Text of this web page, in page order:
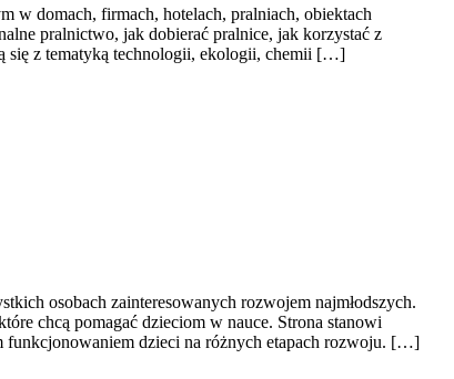
w domach, firmach, hotelach, pralniach, obiektach
pralnictwo, jak dobierać pralnice, jak korzystać z
się z tematyką technologii, ekologii, chemii […]
osobach zainteresowanych rozwojem najmłodszych.
chcą pomagać dzieciom w nauce. Strona stanowi
funkcjonowaniem dzieci na różnych etapach rozwoju. […]